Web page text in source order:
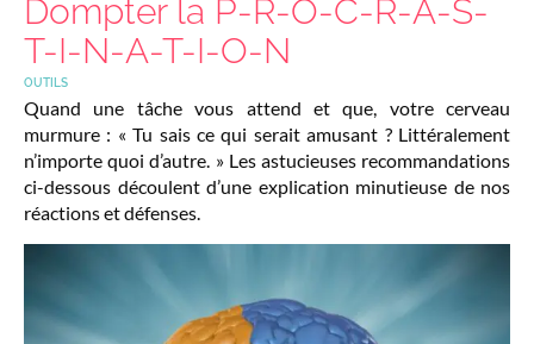
Dompter la P-R-O-C-R-A-S-
T-I-N-A-T-I-O-N
OUTILS
Quand une tâche vous attend et que, votre cerveau
murmure : « Tu sais ce qui serait amusant ? Littéralement
n’importe quoi d’autre. » Les astucieuses recommandations
ci-dessous découlent d’une explication minutieuse de nos
réactions et défenses.